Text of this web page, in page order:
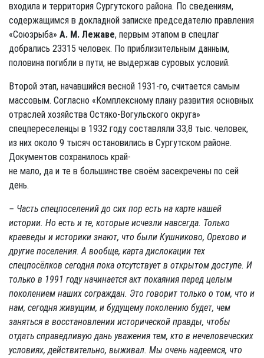
входила и территория Сургутского района. По сведениям,
содержащимся в докладной записке председателю правления
«Союзрыба» A. M. Лежаве, первым этапом в спецлаг
добрались 23315 человек. По приблизительным данным,
половина погибли в пути, не выдержав суровых условий.
Второй этап, начавшийся весной 1931-го, считается самым
массовым. Согласно «Комплексному плану развития основных
отраслей хозяйства Остяко-Вогульского округа»
спецпереселенцы в 1932 году составляли 33,8 тыс. человек,
из них около 9 тысяч остановились в Сургутском районе.
Документов сохранилось край-
не мало, да и те в большинстве своём засекречены по сей
день.
– Часть спецпоселений до сих пор есть на карте нашей
истории. Но есть и те, которые исчезли навсегда. Только
краеведы и историки знают, что были Кушниково, Орехово и
другие поселения. А вообще, карта дислокации тех
спецпосёлков сегодня пока отсутствует в открытом доступе. И
только в 1991 году начинается акт покаяния перед целым
поколением наших сограждан. Это говорит только о том, что и
нам, сегодня живущим, и будущему поколению будет, чем
заняться в восстановлении исторической правды, чтобы
отдать справедливую дань уважения тем, кто в нечеловеческих
условиях, действительно, выживал. Мы очень надеемся, что